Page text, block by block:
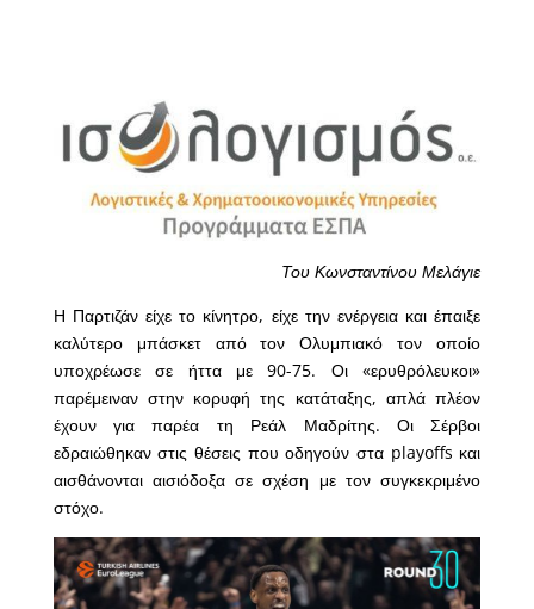
Του Κωνσταντίνου Μελάγιε
Η Παρτιζάν είχε το κίνητρο, είχε την ενέργεια και έπαιξε
καλύτερο μπάσκετ από τον Ολυμπιακό τον οποίο
υποχρέωσε σε ήττα με 90-75. Οι «ερυθρόλευκοι»
παρέμειναν στην κορυφή της κατάταξης, απλά πλέον
έχουν για παρέα τη Ρεάλ Μαδρίτης. Οι Σέρβοι
εδραιώθηκαν στις θέσεις που οδηγούν στα playoffs και
αισθάνονται αισιόδοξα σε σχέση με τον συγκεκριμένο
στόχο.